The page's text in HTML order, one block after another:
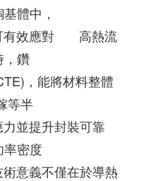
體中，
有效應對 高熱流
，鑽
，能將材料整體
等半
並提升封裝可靠
率密度
意義不僅在於導熱